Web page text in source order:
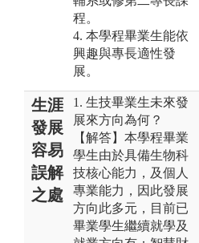
程。
4. 本學程畢業生能依
興趣與專長適性發
展。
生涯
發展
容易
誤解
之處
1. 生技畢業生未來發
展來方向為何？
【解答】本學程畢業
學生由於具備生物科
技核心能力，及個人
專業能力，因此發展
方向此多元，目前已
畢業學生繼續就學及